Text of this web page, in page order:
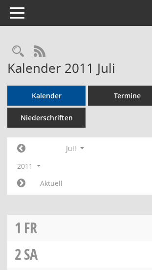
Toggle navigation
Rechercheauswahl
RSS-Feed
Kalender 2011 Juli
Kalender Termine
Niederschriften
Juli
2011
Aktuell
1 FR
2SA